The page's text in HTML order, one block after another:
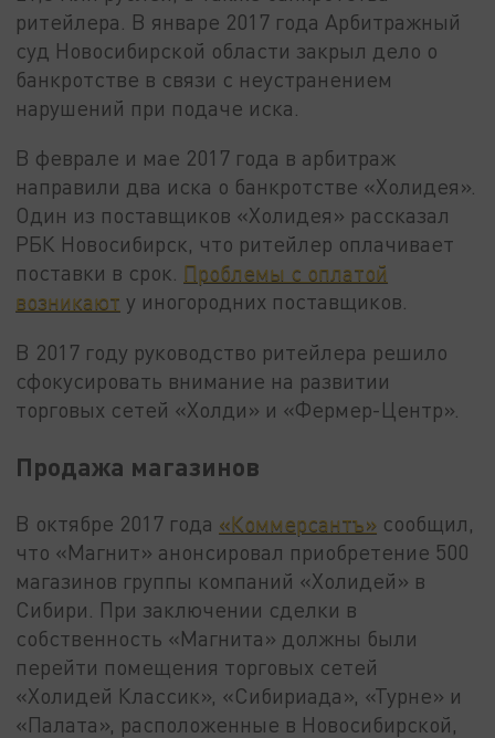
ритейлера. В январе 2017 года Арбитражный
суд Новосибирской области закрыл дело о
банкротстве в связи с неустранением
нарушений при подаче иска.
В феврале и мае 2017 года в арбитраж
направили два иска о банкротстве «Холидея».
Один из поставщиков «Холидея» рассказал
РБК Новосибирск, что ритейлер оплачивает
поставки в срок. Проблемы с оплатой
возникают у иногородних поставщиков.
В 2017 году руководство ритейлера решило
сфокусировать внимание на развитии
торговых сетей «Холди» и «Фермер-Центр».
Продажа магазинов
В октябре 2017 года «Коммерсантъ» сообщил,
что «Магнит» анонсировал приобретение 500
магазинов группы компаний «Холидей» в
Сибири. При заключении сделки в
собственность «Магнита» должны были
перейти помещения торговых сетей
«Холидей Классик», «Сибириада», «Турне» и
«Палата», расположенные в Новосибирской,